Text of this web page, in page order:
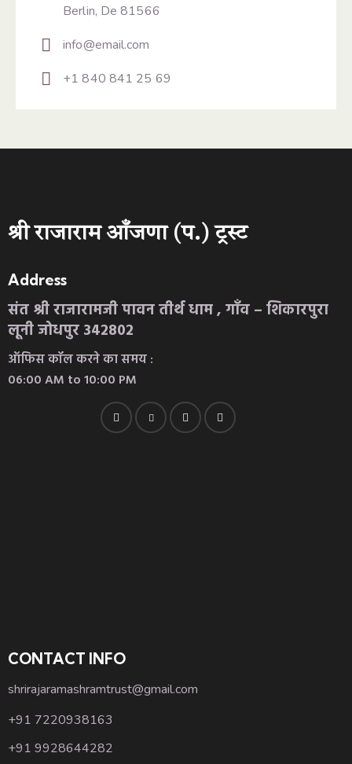
Berlin, De 81566
info@email.com
+1 840 841 25 69
श्री राजाराम आँजणा (प.) ट्रस्ट
Address
संत श्री राजारामजी पावन तीर्थ धाम , गाँव – शिकारपुरा
लूनी जोधपुर 342802
ऑफिस कॉल करने का समय :
06:00 AM to 10:00 PM
CONTACT INFO
shrirajaramashramtrust@gmail.com
+91 7220938163
+91 9928644282